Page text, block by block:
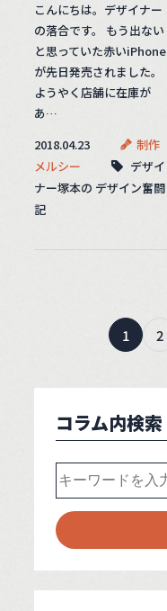
こんにちは。デザイナー
の落合です。 もう出ない
と思っていた赤いiPhone
が先日発売されました。
ようやく店舗に在庫が
あ…
2018.04.23
制作
メルシー
デザイ
ナー塚本の デザイン奮闘
記
1 2
コラム内検索